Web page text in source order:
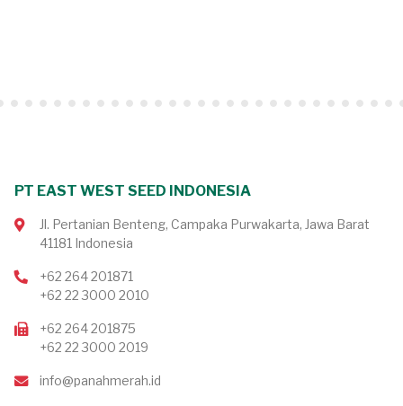
PT EAST WEST SEED INDONESIA
Jl. Pertanian Benteng, Campaka Purwakarta, Jawa Barat
41181 Indonesia
+62 264 201871
+62 22 3000 2010
+62 264 201875
+62 22 3000 2019
info@panahmerah.id